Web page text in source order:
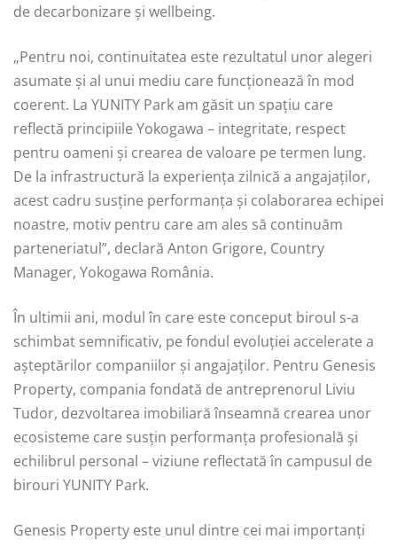
de decarbonizare și wellbeing.
„Pentru noi, continuitatea este rezultatul unor alegeri
asumate și al unui mediu care funcționează în mod
coerent. La YUNITY Park am găsit un spațiu care
reflectă principiile Yokogawa – integritate, respect
pentru oameni și crearea de valoare pe termen lung.
De la infrastructură la experiența zilnică a angajaților,
acest cadru susține performanța și colaborarea echipei
noastre, motiv pentru care am ales să continuăm
parteneriatul”, declară Anton Grigore, Country
Manager, Yokogawa România.
În ultimii ani, modul în care este conceput biroul s-a
schimbat semnificativ, pe fondul evoluției accelerate a
așteptărilor companiilor și angajaților. Pentru Genesis
Property, compania fondată de antreprenorul Liviu
Tudor, dezvoltarea imobiliară înseamnă crearea unor
ecosisteme care susțin performanța profesională și
echilibrul personal – viziune reflectată în campusul de
birouri YUNITY Park.
Genesis Property este unul dintre cei mai importanți